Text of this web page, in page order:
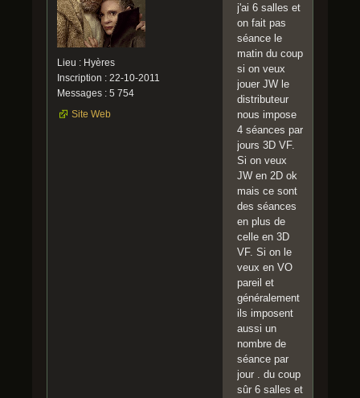
Lieu : Hyères
Inscription : 22-10-2011
Messages : 5 754
Site Web
j'ai 6 salles et
on fait pas
séance le
matin du coup
si on veux
jouer JW le
distributeur
nous impose
4 séances par
jours 3D VF.
Si on veux
JW en 2D ok
mais ce sont
des séances
en plus de
celle en 3D
VF. Si on le
veux en VO
pareil et
généralement
ils imposent
aussi un
nombre de
séance par
jour . du coup
sûr 6 salles et